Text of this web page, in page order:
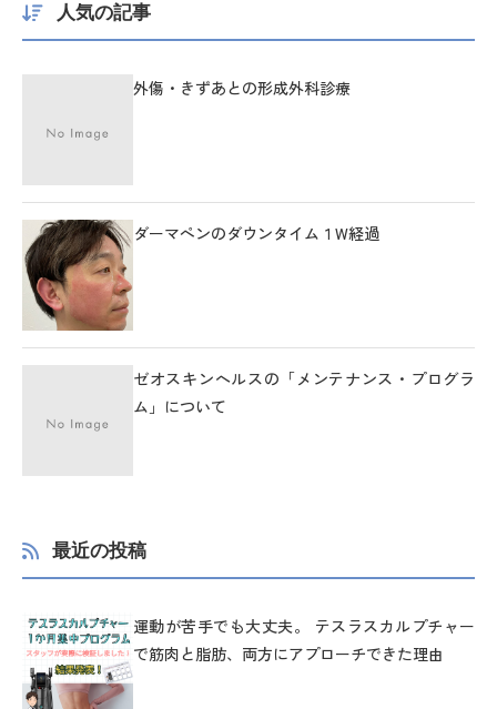
人気の記事
外傷・きずあとの形成外科診療
ダーマペンのダウンタイム１W経過
ゼオスキンヘルスの「メンテナンス・プログラ
ム」について
最近の投稿
運動が苦手でも大丈夫。 テスラスカルプチャー
で筋肉と脂肪、両方にアプローチできた理由